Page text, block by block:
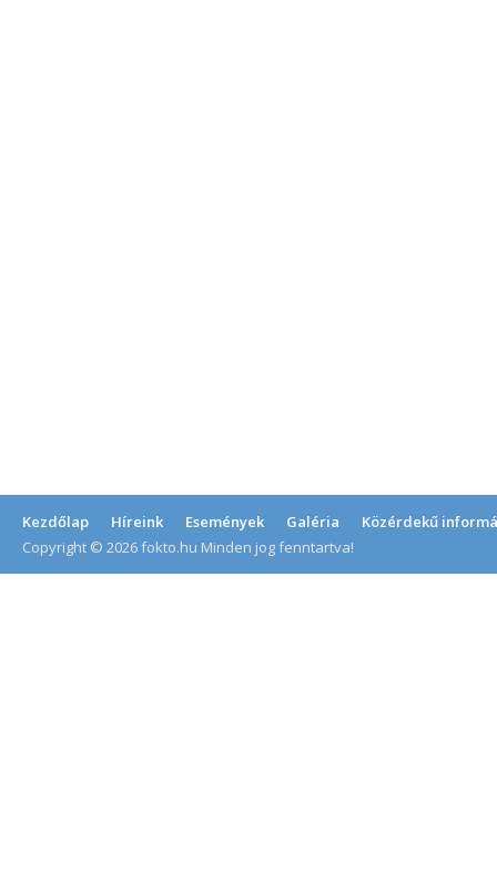
Kezdőlap Híreink Események Galéria
Közérdekű
Copyright © 2026 fokto.hu Minden jog fenntartva!